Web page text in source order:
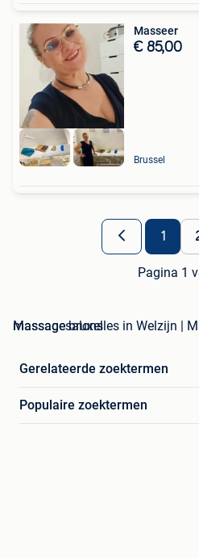
Masseer
€ 85,00
Brussel
1
Pagina 1
massage bruxelles in Welzijn | Masseurs en Massagesalons
Gerelateerde zoektermen
Populaire zoektermen